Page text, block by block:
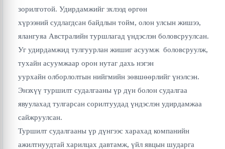
зорилготой. Удирдамжийг эхлээд өргөн
хүрээний судлагдсан байдлын тойм, олон улсын жишээ,
ялангуяа Австралийн туршлагад үндэслэн боловсруулсан.
Уг удирдамжид тулгуурлан жишиг асуумж боловсруулж,
тухайн асуумжаар орон нутаг дахь нэгэн
уурхайн олборлолтын нийгмийн зөвшөөрлийг үнэлсэн.
Энэхүү туршилт судалгааны үр дүн болон судалгаа
явуулахад тулгарсан сорилтуудад үндэслэн удирдамжаа
сайжруулсан.
Туршилт судалгааны үр дүнгээс харахад компанийн
ажилтнуудтай харилцах давтамж, үйл явцын шударга